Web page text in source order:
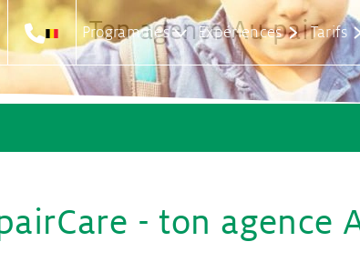
Programmes
Unis Au
Zélande
Expériences Tarifs
Au pair
Ton
pair
Ton agence Au pair
- ton agence